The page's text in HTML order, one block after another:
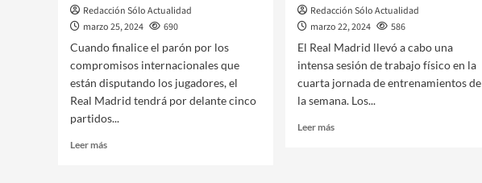
Redacción Sólo Actualidad
marzo 25, 2024
690
Cuando finalice el parón por los
compromisos internacionales que
están disputando los jugadores, el
Real Madrid tendrá por delante cinco
partidos...
Leer más
Redacción Sólo Actualidad
marzo 22, 2024
586
El Real Madrid llevó a cabo una
intensa sesión de trabajo físico en la
cuarta jornada de entrenamientos de
la semana. Los...
Leer más